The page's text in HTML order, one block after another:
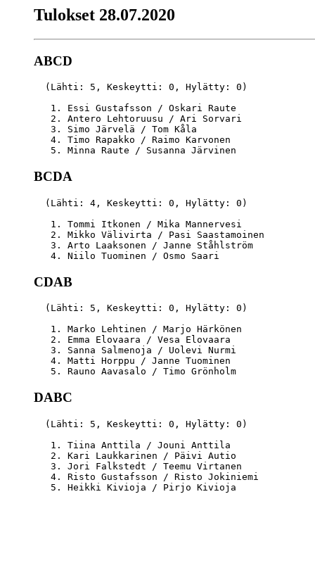
Tulokset 28.07.2020
ABCD
  (Lähti: 5, Keskeytti: 0, Hylätty: 0)
1. Essi Gustafsson / Oskari Raute
2. Antero Lehtoruusu / Ari Sorvari
3. Simo Järvelä / Tom Kåla
4. Timo Rapakko / Raimo Karvonen
BCDA
  (Lähti: 4, Keskeytti: 0, Hylätty: 0)
1. Tommi Itkonen / Mika Mannervesi
2. Mikko Välivirta / Pasi Saastamoinen
3. Arto Laaksonen / Janne Ståhlström
CDAB
  (Lähti: 5, Keskeytti: 0, Hylätty: 0)
1. Marko Lehtinen / Marjo Härkönen
2. Emma Elovaara / Vesa Elovaara
3. Sanna Salmenoja / Uolevi Nurmi
4. Matti Horppu / Janne Tuominen
DABC
  (Lähti: 5, Keskeytti: 0, Hylätty: 0)
1. Tiina Anttila / Jouni Anttila
2. Kari Laukkarinen / Päivi Autio
3. Jori Falkstedt / Teemu Virtanen
4. Risto Gustafsson / Risto Jokiniemi